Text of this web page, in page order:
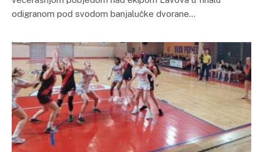
odigranom pod svodom banjalučke dvorane…